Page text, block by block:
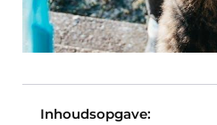
Inhoudsopgave: